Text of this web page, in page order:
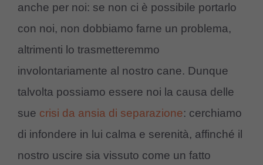
anche per noi: se non ci è possibile portarlo
con noi, non dobbiamo farne un problema,
altrimenti lo trasmetteremmo
involontariamente al nostro cane. Dunque
talvolta possiamo essere noi la causa delle
sue crisi da ansia di separazione: cerchiamo
di infondere in lui calma e serenità, affinché il
nostro uscire sia vissuto come un fatto